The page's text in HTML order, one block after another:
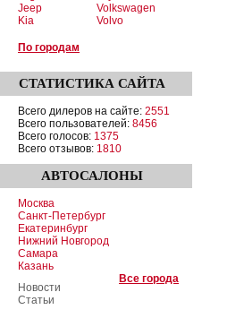
Jeep
Kia
Volkswagen
Volvo
По городам
СТАТИСТИКА САЙТА
Всего дилеров на сайте: 2551
Всего пользователей: 8456
Всего голосов: 1375
Всего отзывов: 1810
АВТОСАЛОНЫ
Москва
Санкт-Петербург
Екатеринбург
Нижний Новгород
Самара
Казань
Все города
Новости
Статьи